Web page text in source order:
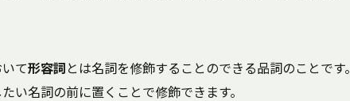
て形容詞 とは名詞を修飾することのできる品詞のことです。
い名詞の前に置くことで修飾できます。